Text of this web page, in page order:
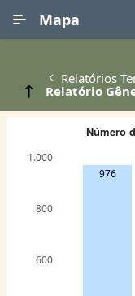
Mapa
Relatórios
Relatório
976
Número
600
800
1.000